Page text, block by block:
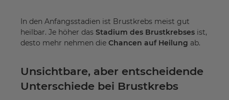
In den Anfangsstadien ist Brustkrebs meist gut
heilbar. Je höher das Stadium des Brustkrebses ist,
desto mehr nehmen die Chancen auf Heilung ab.
Unsichtbare, aber entscheidende
Unterschiede bei Brustkrebs